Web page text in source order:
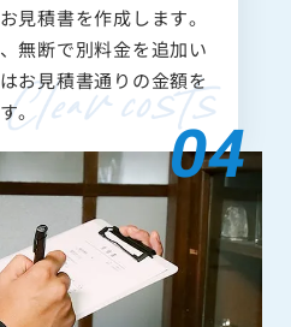
見積書を作成します。
無断で別料金を追加い
お見積書通りの金額を
。